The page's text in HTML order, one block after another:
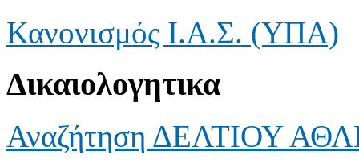
Κανονισμός Ι.Α.Σ. (ΥΠΑ)
Δικαιολογητικα
Αναζήτηση ΔΕΛΤΙΟΥ